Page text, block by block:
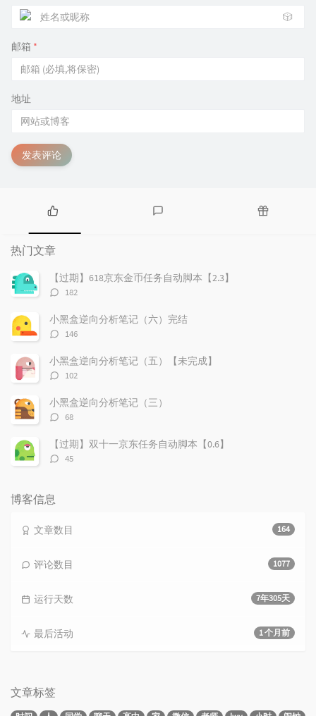
🎲
邮箱 *
地址
发表评论
热
门
文
章
论
热门文章
【过期】618京东金币任务自动脚本【2.3】
评
数：
182
小黑盒逆向分析笔记（六）完结
评
数：
146
小黑盒逆向分析笔记（五）【未完成】
评
数：
102
小黑盒逆向分析笔记（三）
评
数：
68
【过期】双十一京东任务自动脚本【0.6】
评
45
博客信息
164
文章数目
1077
评论数目
7年305天
运行天数
1 个月前
最后活动
文章标签